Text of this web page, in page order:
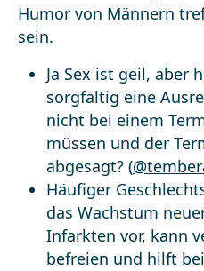
Humor von Männern
sein.
Ja Sex ist geil, aber
sorgfältig eine
nicht bei einem
müssen und der
abgesagt? (
Häufiger
das Wachstum
Infarkten vor, kann
befreien und hilft